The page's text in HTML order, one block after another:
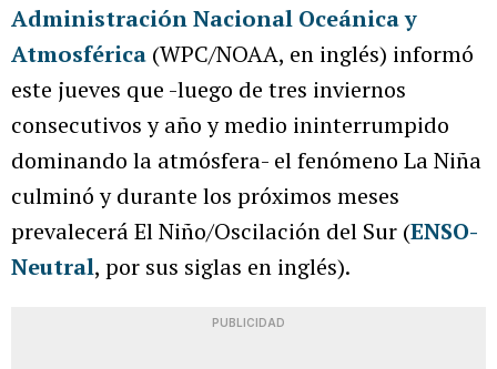
Administración Nacional Oceánica y
Atmosférica (WPC/NOAA, en inglés) informó
este jueves que -luego de tres inviernos
consecutivos y año y medio ininterrumpido
dominando la atmósfera- el fenómeno La Niña
culminó y durante los próximos meses
prevalecerá El Niño/Oscilación del Sur (ENSO-
Neutral, por sus siglas en inglés).
PUBLICIDAD